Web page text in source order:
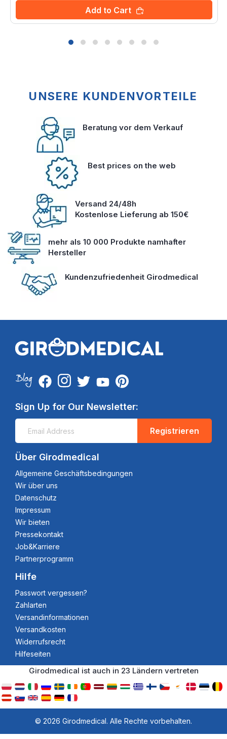
Add to Cart
UNSERE KUNDENVORTEILE
Beratung vor dem Verkauf
Best prices on the web
Versand 24/48h
Kostenlose Lieferung ab 150€
mehr als 10 000 Produkte namhafter
Hersteller
Kundenzufriedenheit Girodmedical
Sign Up for Our Newsletter:
Registrieren
Über Girodmedical
Allgemeine Geschäftsbedingungen
Wir über uns
Datenschutz
Impressum
Wir bieten
Pressekontakt
Job&Karriere
Partnerprogramm
Hilfe
Passwort vergessen?
Zahlarten
Versandinformationen
Versandkosten
Widerrufsrecht
Hilfeseiten
Girodmedical ist auch in 23 Ländern vertreten
© 2026 Girodmedical. Alle Rechte vorbehalten.